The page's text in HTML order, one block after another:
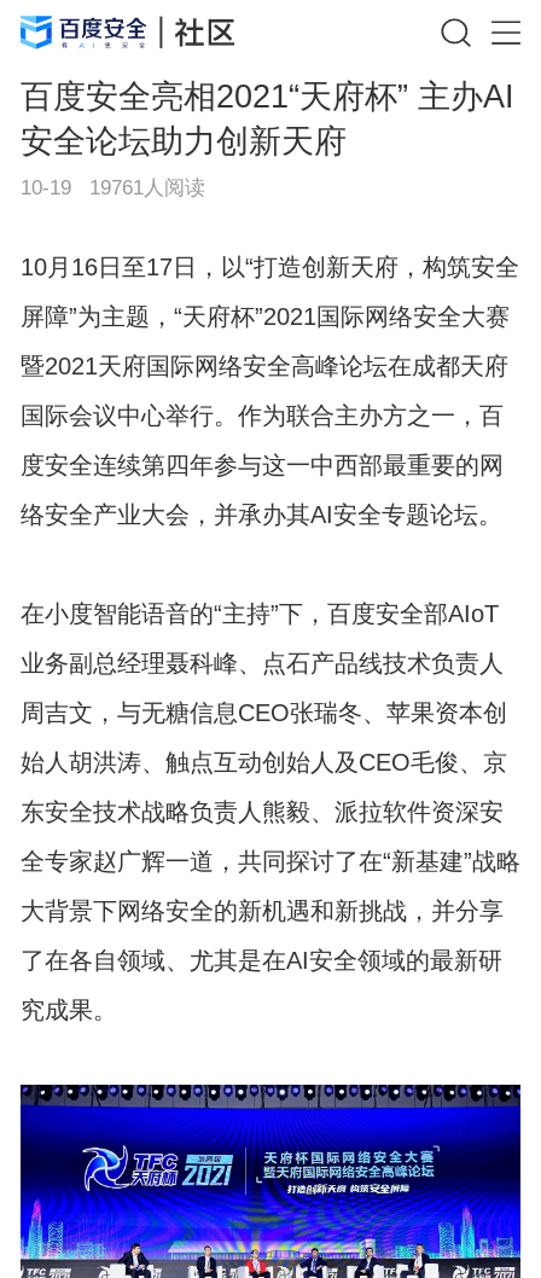
百度安全亮相2021“天府杯” 主办AI
安全论坛助力创新天府
10-19 19761人阅读
10月16日至17日，以“打造创新天府，构筑安全
屏障”为主题，“天府杯”2021国际网络安全大赛
暨2021天府国际网络安全高峰论坛在成都天府
国际会议中心举行。作为联合主办方之一，百
度安全连续第四年参与这一中西部最重要的网
络安全产业大会，并承办其AI安全专题论坛。
在小度智能语音的“主持”下，百度安全部AIoT
业务副总经理聂科峰、点石产品线技术负责人
周吉文，与无糖信息CEO张瑞冬、苹果资本创
始人胡洪涛、触点互动创始人及CEO毛俊、京
东安全技术战略负责人熊毅、派拉软件资深安
全专家赵广辉一道，共同探讨了在“新基建”战略
大背景下网络安全的新机遇和新挑战，并分享
了在各自领域、尤其是在AI安全领域的最新研
究成果。